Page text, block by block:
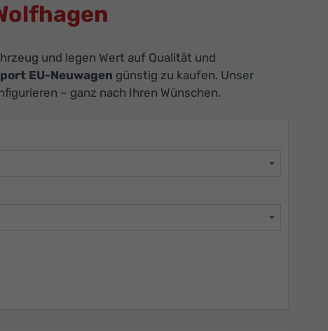
und legen Wert auf Qualität und
EU-Neuwagen günstig zu kaufen. Unser
– ganz nach Ihren Wünschen.